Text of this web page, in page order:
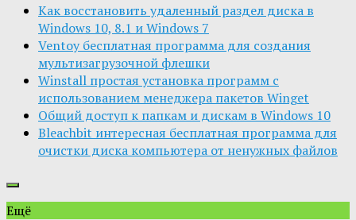
Как восстановить удаленный раздел диска в
Windows 10, 8.1 и Windows 7
Ventoy бесплатная программа для создания
мультизагрузочной флешки
Winstall простая установка программ с
использованием менеджера пакетов Winget
Общий доступ к папкам и дискам в Windows 10
Bleachbit интересная бесплатная программа для
очистки диска компьютера от ненужных файлов
Ещё